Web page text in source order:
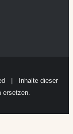
| Inhalte dieser
ersetzen.